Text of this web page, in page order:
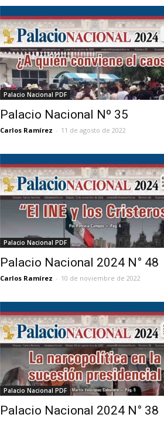
Palacio Nacional PDF
Palacio Nacional Nº 35
Carlos Ramírez - 11 de agosto de 2022
Palacio Nacional PDF
Palacio Nacional 2024 N° 48
Carlos Ramírez - 10 de noviembre de 2022
Palacio Nacional PDF
Palacio Nacional 2024 N° 38